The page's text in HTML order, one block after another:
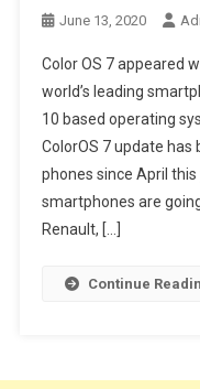
June 13, 2020
Color OS 7 appeared
world’s leading
10 based operating
ColorOS 7 update
phones since April
smartphones are
Renault, […]
Continue